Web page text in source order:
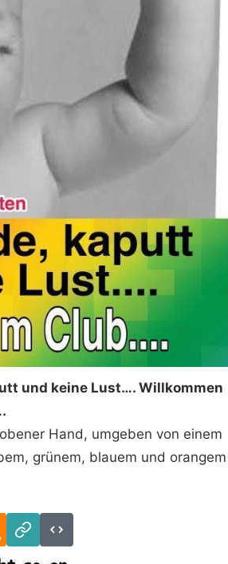
und keine Lust…. Willkommen
Hand, umgeben von einem
grünem, blauem und orangem
Download
Link